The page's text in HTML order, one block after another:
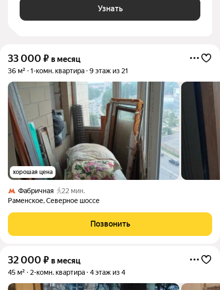
Узнать
33 000 ₽ в месяц
36 м² 1-комн. квартира 9 этаж из 21
хорошая цена
Фабричная
22 мин.
Раменское,Северное шоссе
Позвонить
32 000 ₽ в месяц
45 м² 2-комн. квартира 4 этаж из 4